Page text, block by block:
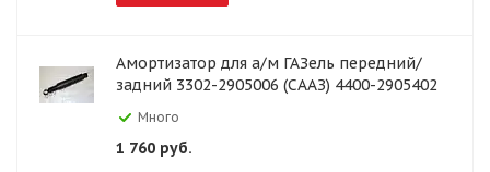
Амортизатор для а/м ГАЗель передний/
задний 3302-2905006 (СААЗ) 4400-2905402
Много
1 760 руб.